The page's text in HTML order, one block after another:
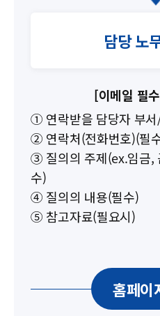
담당 노
[이메일 필
① 연락받을 담당자 부
② 연락처(전화번호)(필
③ 질의의 주제(ex.임금,
수)
④ 질의의 내용(필수)
⑤ 참고자료(필요시)
홈페이